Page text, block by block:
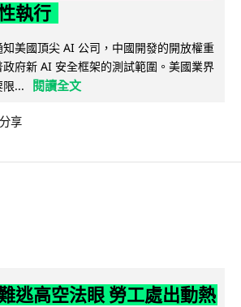
執行
美國頂尖 AI 公司，中國開發的開放權重
府新 AI 安全框架的測試範圍。美國業界
限...
閱讀全文
分享
逃高空法眼 勞工處出動熱